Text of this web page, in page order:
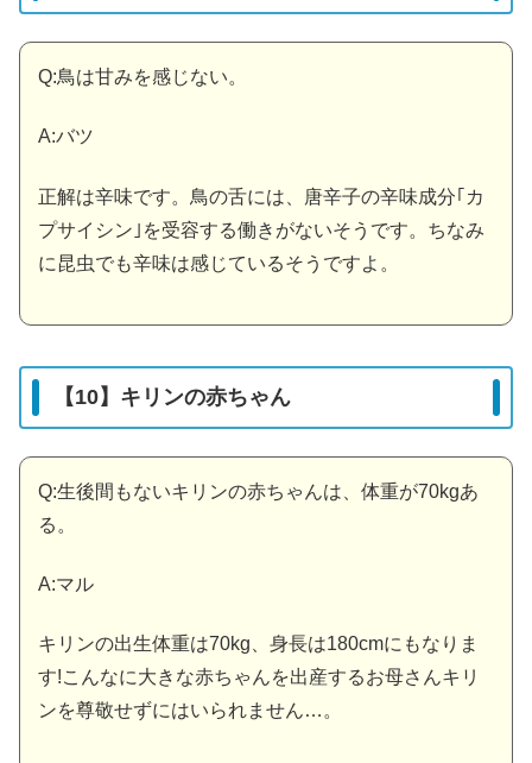
Q:鳥は甘みを感じない。
A:バツ
正解は辛味です。鳥の舌には、唐辛子の辛味成分｢カ
プサイシン｣を受容する働きがないそうです。ちなみ
に昆虫でも辛味は感じているそうですよ。
【10】キリンの赤ちゃん
Q:生後間もないキリンの赤ちゃんは、体重が70kgあ
る。
A:マル
キリンの出生体重は70kg、身長は180cmにもなりま
す!こんなに大きな赤ちゃんを出産するお母さんキリ
ンを尊敬せずにはいられません…。